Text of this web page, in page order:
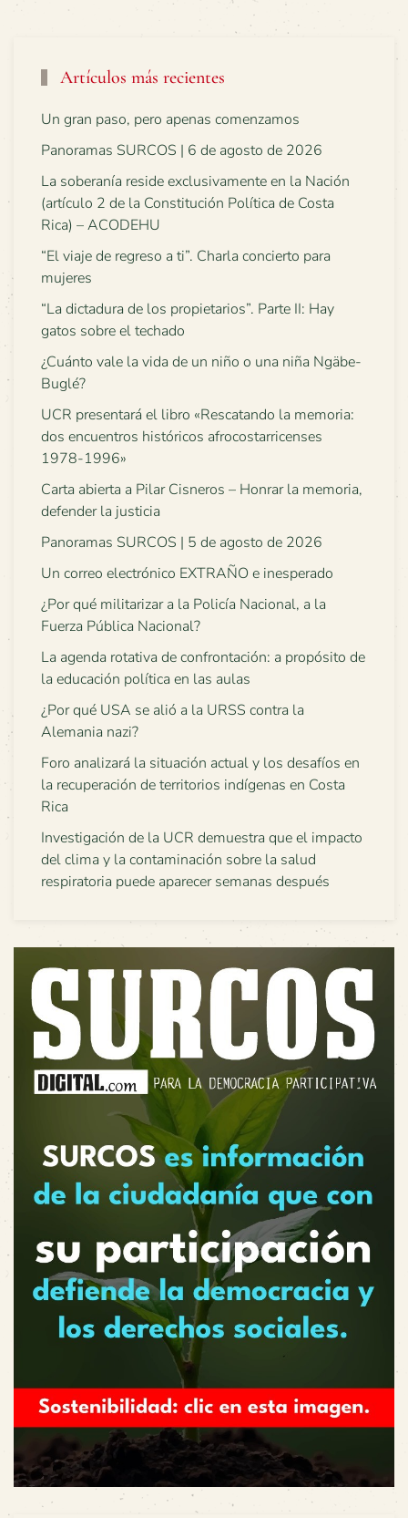
Artículos más recientes
Un gran paso, pero apenas comenzamos
Panoramas SURCOS | 6 de agosto de 2026
La soberanía reside exclusivamente en la Nación
(artículo 2 de la Constitución Política de Costa
Rica) – ACODEHU
“El viaje de regreso a ti”. Charla concierto para
mujeres
“La dictadura de los propietarios”. Parte II: Hay
gatos sobre el techado
¿Cuánto vale la vida de un niño o una niña Ngäbe-
Buglé?
UCR presentará el libro «Rescatando la memoria:
dos encuentros históricos afrocostarricenses
1978-1996»
Carta abierta a Pilar Cisneros – Honrar la memoria,
defender la justicia
Panoramas SURCOS | 5 de agosto de 2026
Un correo electrónico EXTRAÑO e inesperado
¿Por qué militarizar a la Policía Nacional, a la
Fuerza Pública Nacional?
La agenda rotativa de confrontación: a propósito de
la educación política en las aulas
¿Por qué USA se alió a la URSS contra la
Alemania nazi?
Foro analizará la situación actual y los desafíos en
la recuperación de territorios indígenas en Costa
Rica
Investigación de la UCR demuestra que el impacto
del clima y la contaminación sobre la salud
respiratoria puede aparecer semanas después